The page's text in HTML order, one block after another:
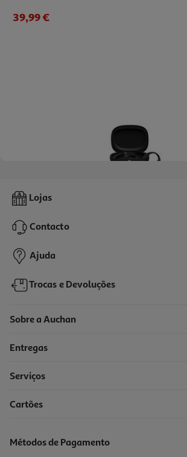
39,99 €
Auriculares Bt Jbl Endurance Peak 4 Preto/cinza
119,99 €
Lojas
Contacto
Ajuda
Trocas e Devoluções
Sobre a Auchan
Entregas
Serviços
Cartões
Métodos de Pagamento